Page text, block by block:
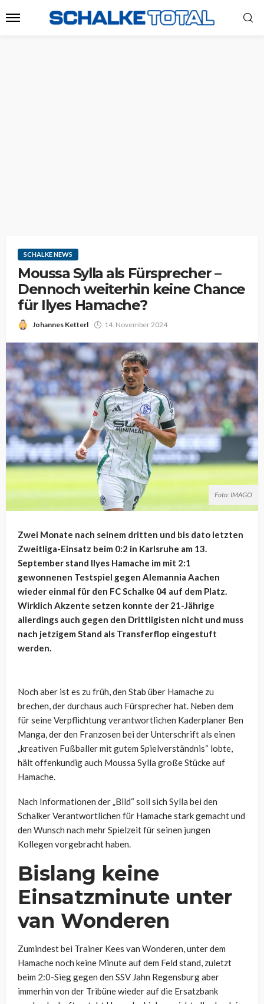
SCHALKE NEWS
Moussa Sylla als Fürsprecher –
Dennoch weiterhin keine Chance
für Ilyes Hamache?
Johannes Ketterl 14. November 2024
Foto: IMAGO
Zwei Monate nach seinem dritten und bis dato letzten
Zweitliga-Einsatz beim 0:2 in Karlsruhe am 13.
September stand Ilyes Hamache im mit 2:1
gewonnenen Testspiel gegen Alemannia Aachen
wieder einmal für den FC Schalke 04 auf dem Platz.
Wirklich Akzente setzen konnte der 21-Jährige
allerdings auch gegen den Drittligisten nicht und muss
nach jetzigem Stand als Transferflop eingestuft
werden.
Noch aber ist es zu früh, den Stab über Hamache zu
brechen, der durchaus auch Fürsprecher hat. Neben dem
für seine Verpflichtung verantwortlichen Kaderplaner Ben
Manga, der den Franzosen bei der Unterschrift als einen
„kreativen Fußballer mit gutem Spielverständnis“ lobte,
hält offenkundig auch Moussa Sylla große Stücke auf
Hamache.
Nach Informationen der „Bild“ soll sich Sylla bei den
Schalker Verantwortlichen für Hamache stark gemacht und
den Wunsch nach mehr Spielzeit für seinen jungen
Kollegen vorgebracht haben.
Bislang keine
Einsatzminute unter
van Wonderen
Zumindest bei Trainer Kees van Wonderen, unter dem
Hamache noch keine Minute auf dem Feld stand, zuletzt
beim 2:0-Sieg gegen den SSV Jahn Regensburg aber
immerhin von der Tribüne wieder auf die Ersatzbank